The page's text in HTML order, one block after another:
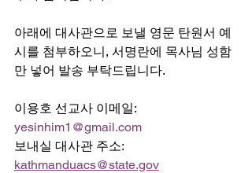
아래에 대사관으로 보낼 영문 탄원서 예
시를 첨부하오니, 서명란에 목사님 성함
만 넣어 발송 부탁드립니다.
이용호 선교사 이메일:
yesinhim1@gmail.com
보내실 대사관 주소:
kathmanduacs@state.gov